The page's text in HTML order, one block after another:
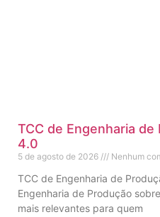
TCC de Engenharia
4.0
5 de agosto de 2026 Nenhum
TCC de Engenharia de
Engenharia de Produção
mais relevantes para quem